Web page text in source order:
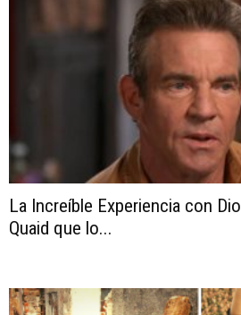
La Increíble Experiencia con
Quaid que lo...